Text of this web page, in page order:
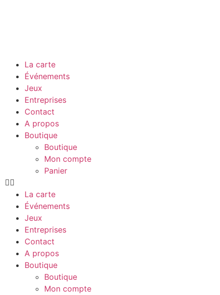
La carte
Événements
Jeux
Entreprises
Contact
A propos
Boutique
Boutique
Mon compte
Panier
La carte
Événements
Jeux
Entreprises
Contact
A propos
Boutique
Boutique
Mon compte